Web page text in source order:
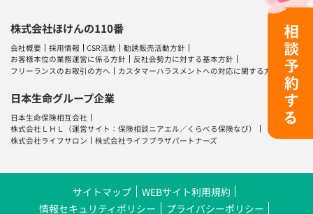
株式会社ほけんの110番
会社概要 採用情報 CSR活動
勧誘販売活動方針
お客様本位の業務運営に係る方針
反社会勢力に対する基本方針
フリーランスのお取引の方へ
カスタマーハラスメントへの対応に関する方針
日本生命グループ企業
日本生命保険相互会社
株式会社ＬＨＬ （運営サイト：保険相談ニアエル／ くらべる保険なび）
株式会社ライフサロン
株式会社ライフプラザパートナーズ
サイトマップ
WEBサイト利用規約
情報セキュリティポリシー
プライバシーポリシー